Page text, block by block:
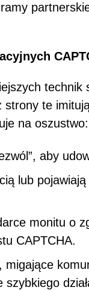
technik
te
na oszustwo:
aby
lub
monitu o
CAPTCHA.